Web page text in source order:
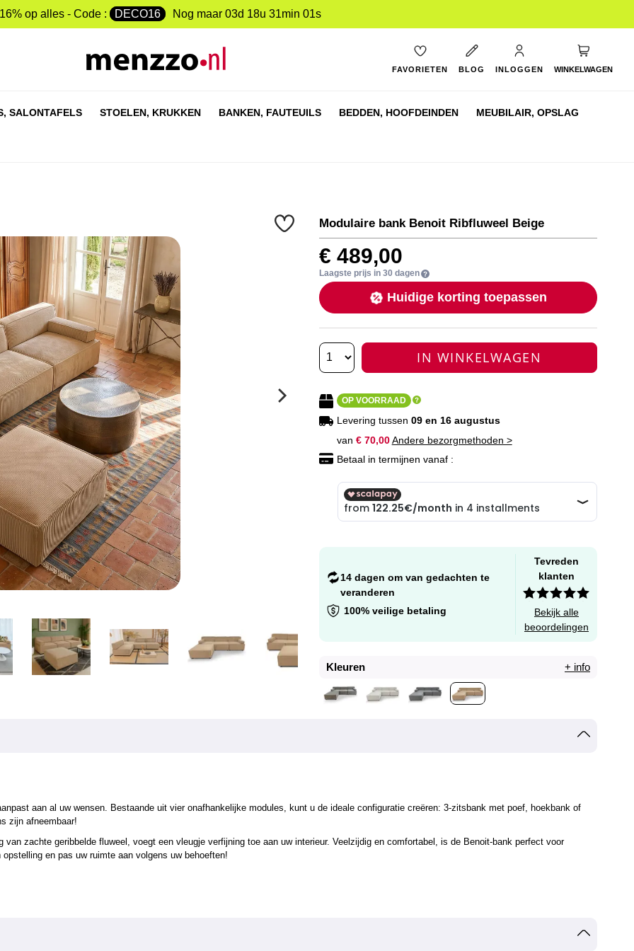
op alles - Code : DECO16 Nog maar 03d 18u 31min 00s
FAVORIETEN BLOG INLOGGEN WINKELWAGEN
SALONTAFELS STOELEN, KRUKKEN BANKEN, FAUTEUILS BEDDEN, HOOFDEINDEN MEUBILAIR, OPSLAG
Modulaire bank Benoit Ribfluweel Beige
€ 489,00
Laagste prijs in 30 dagen
Huidige korting toepassen
IN WINKELWAGEN
OP VOORRAAD
Levering tussen 09 en 16 augustus
van € 70,00 Andere bezorgmethoden >
Betaal in termijnen vanaf :
14 dagen om van gedachten te
veranderen
100% veilige betaling
Tevreden
klanten
Bekijk alle
beoordelingen
Kleuren + info
aan al uw wensen. Bestaande uit vier onafhankelijke modules, kunt u de ideale configuratie creëren: 3-zitsbank met poef, hoekbank of
zijn afneembaar!
zachte geribbelde fluweel, voegt een vleugje verfijning toe aan uw interieur. Veelzijdig en comfortabel, is de Benoit-bank perfect voor
en pas uw ruimte aan volgens uw behoeften!